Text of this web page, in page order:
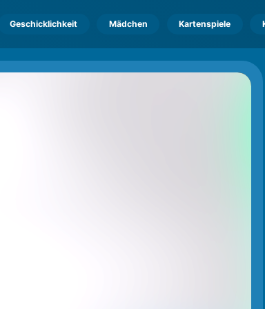
Geschicklichkeit Mädchen Kartenspiele